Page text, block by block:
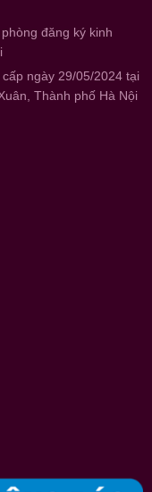
đăng ký kinh
cấp ngày 29/05/2024 tại
Thành phố Hà Nội